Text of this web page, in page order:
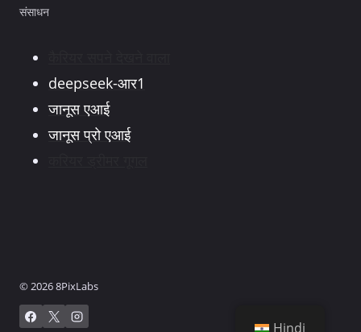
संसाधन
deepseek-आर1
जानूस एआई
जानूस प्रो एआई
© 2026 8PixLabs
Hindi